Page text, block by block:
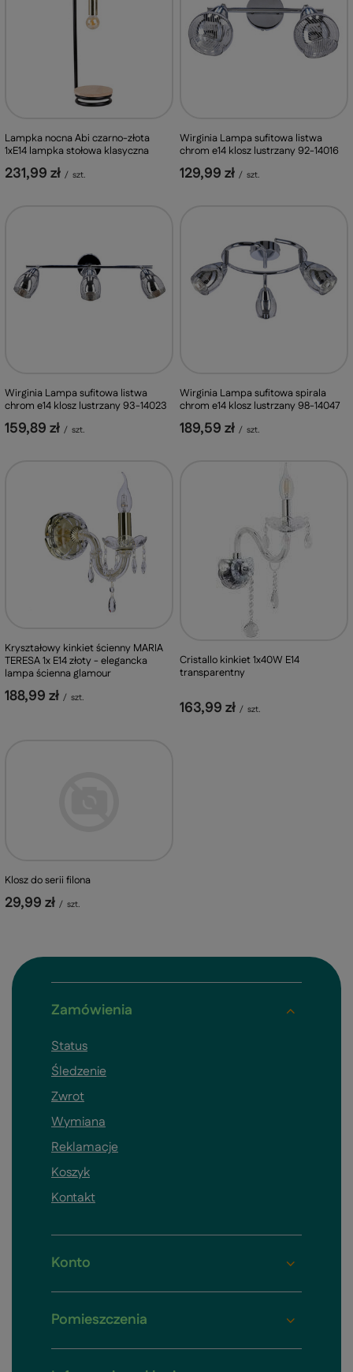
Lampka nocna Abi czarno-złota
1xE14 lampka stołowa klasyczna
231,99 zł / szt.
Wirginia Lampa sufitowa listwa
chrom e14 klosz lustrzany 92-14016
129,99 zł / szt.
Wirginia Lampa sufitowa listwa
chrom e14 klosz lustrzany 93-14023
159,89 zł / szt.
Wirginia Lampa sufitowa spirala
chrom e14 klosz lustrzany 98-14047
189,59 zł / szt.
Kryształowy kinkiet ścienny MARIA
TERESA 1x E14 złoty - elegancka
lampa ścienna glamour
188,99 zł / szt.
Cristallo kinkiet 1x40W E14
transparentny
163,99 zł / szt.
Klosz do serii filona
29,99 zł / szt.
Zamówienia
Status
Śledzenie
Zwrot
Wymiana
Reklamacje
Koszyk
Kontakt
Konto
Pomieszczenia